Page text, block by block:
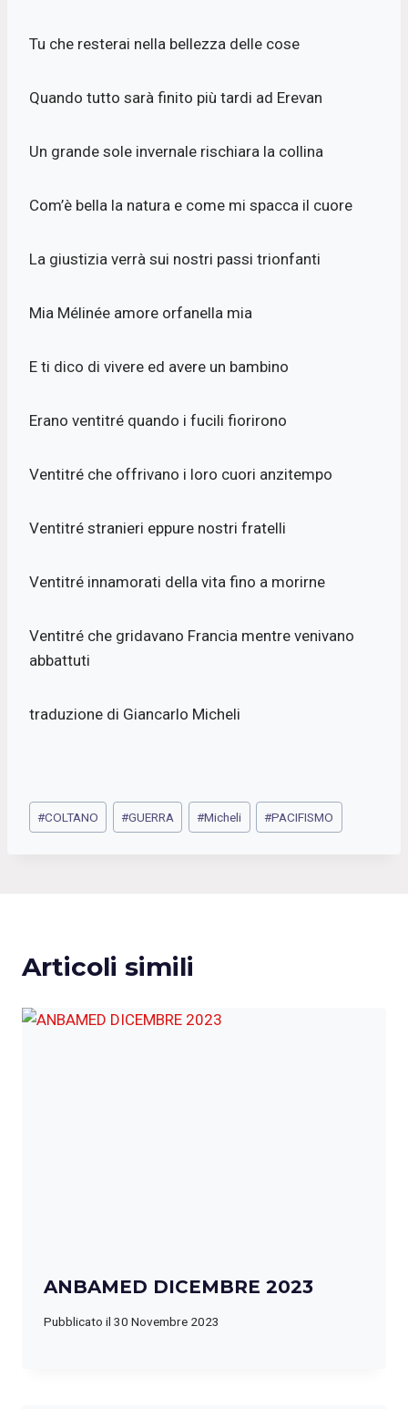
Tu che resterai nella bellezza delle cose
Quando tutto sarà finito più tardi ad Erevan
Un grande sole invernale rischiara la collina
Com’è bella la natura e come mi spacca il cuore
La giustizia verrà sui nostri passi trionfanti
Mia Mélinée amore orfanella mia
E ti dico di vivere ed avere un bambino
Erano ventitré quando i fucili fiorirono
Ventitré che offrivano i loro cuori anzitempo
Ventitré stranieri eppure nostri fratelli
Ventitré innamorati della vita fino a morirne
Ventitré che gridavano Francia mentre venivano
abbattuti
traduzione di Giancarlo Micheli
Tag
articolo:
#COLTANO #GUERRA #Micheli #PACIFISMO
Articoli simili
ANBAMED DICEMBRE 2023
Pubblicato il 30 Novembre 2023